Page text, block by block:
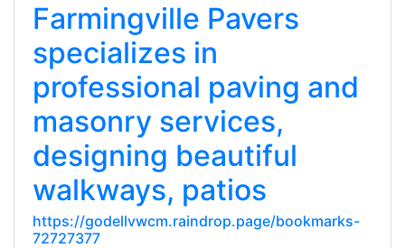
Farmingville Pavers
specializes in
professional paving and
masonry services,
designing beautiful
walkways, patios
https://godellvwcm.raindrop.page/bookmarks-
72727377